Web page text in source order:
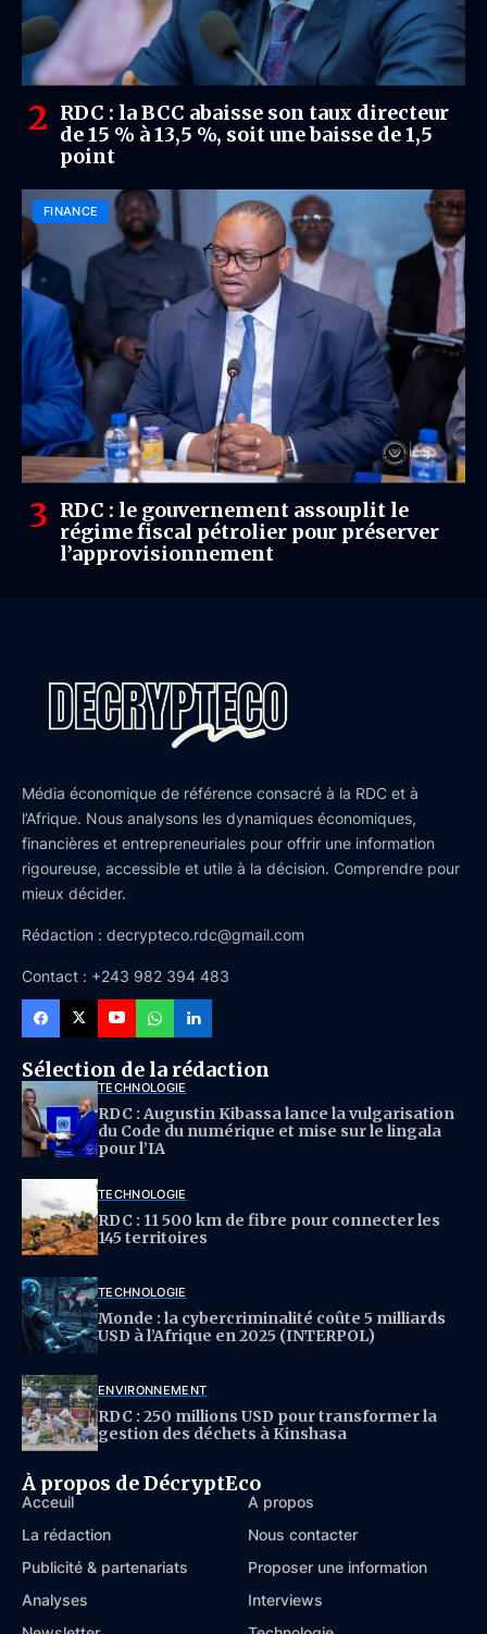
RDC : la BCC abaisse son taux directeur
de 15 % à 13,5 %, soit une baisse de 1,5
point
FINANCE
RDC : le gouvernement assouplit le
régime fiscal pétrolier pour préserver
l’approvisionnement
Média économique de référence consacré à la RDC et à
l’Afrique. Nous analysons les dynamiques économiques,
financières et entrepreneuriales pour offrir une information
rigoureuse, accessible et utile à la décision. Comprendre pour
mieux décider.
Rédaction : decrypteco.rdc@gmail.com
Contact : +243 982 394 483
Sélection de la rédaction
TECHNOLOGIE
RDC : Augustin Kibassa lance la vulgarisation
du Code du numérique et mise sur le lingala
pour l’IA
TECHNOLOGIE
RDC : 11 500 km de fibre pour connecter les
145 territoires
TECHNOLOGIE
Monde : la cybercriminalité coûte 5 milliards
USD à l’Afrique en 2025 (INTERPOL)
ENVIRONNEMENT
RDC : 250 millions USD pour transformer la
gestion des déchets à Kinshasa
À propos de DécryptEco
Acceuil
À propos
La rédaction
Nous contacter
Publicité & partenariats
Proposer une information
Analyses
Interviews